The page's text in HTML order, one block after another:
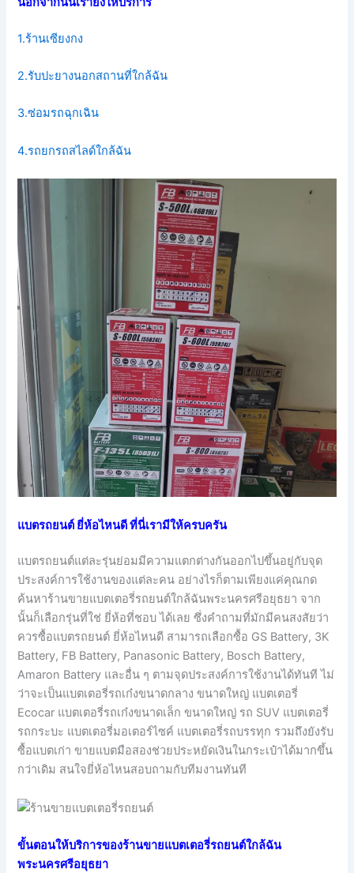
1.ร้านเซียงกง
2.รับปะยางนอกสถานที่ใกล้ฉัน
3.ซ่อมรถฉุกเฉิน
4.รถยกรถสไลด์ใกล้ฉัน
แบตรถยนต์ ยี่ห้อไหนดี ที่นี่เรามีให้ครบครัน
แบตรถยนต์แต่ละรุ่นย่อมมีความแตกต่างกันออกไปขึ้นอยู่กับจุด
ประสงค์การใช้งานของแต่ละคน อย่างไรก็ตามเพียงแค่คุณกด
ค้นหาร้านขายแบตเตอรี่รถยนต์ใกล้ฉันพระนครศรีอยุธยา จาก
นั้นก็เลือกรุ่นที่ใช่ ยี่ห้อที่ชอบ ได้เลย ซึ่งคำถามที่มักมีคนสงสัยว่า
ควรซื้อแบตรถยนต์ ยี่ห้อไหนดี สามารถเลือกซื้อ GS Battery, 3K
Battery, FB Battery, Panasonic Battery, Bosch Battery,
Amaron Battery และอื่น ๆ ตามจุดประสงค์การใช้งานได้ทันที ไม่
ว่าจะเป็นแบตเตอรี่รถเก๋งขนาดกลาง ขนาดใหญ่ แบตเตอรี่
Ecocar แบตเตอรี่รถเก๋งขนาดเล็ก ขนาดใหญ่ รถ SUV แบตเตอรี่
รถกระบะ แบตเตอรี่มอเตอร์ไซค์ แบตเตอรี่รถบรรทุก รวมถึงยังรับ
ซื้อแบตเก่า ขายแบตมือสองช่วยประหยัดเงินในกระเป๋าได้มากขึ้น
กว่าเดิม สนใจยี่ห้อไหนสอบถามกับทีมงานทันที
ขั้นตอนให้บริการของร้านขายแบตเตอรี่รถยนต์ใกล้ฉัน
พระนครศรีอยุธยา